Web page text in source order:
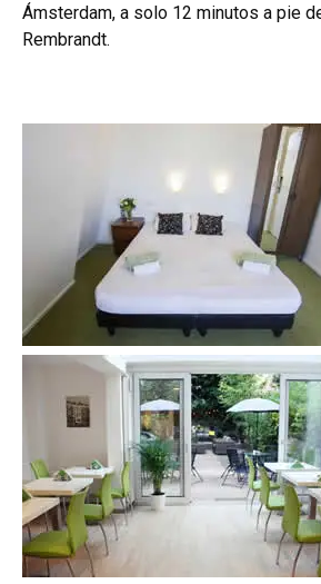
Ámsterdam, a solo 12 minutos a pie
Rembrandt.